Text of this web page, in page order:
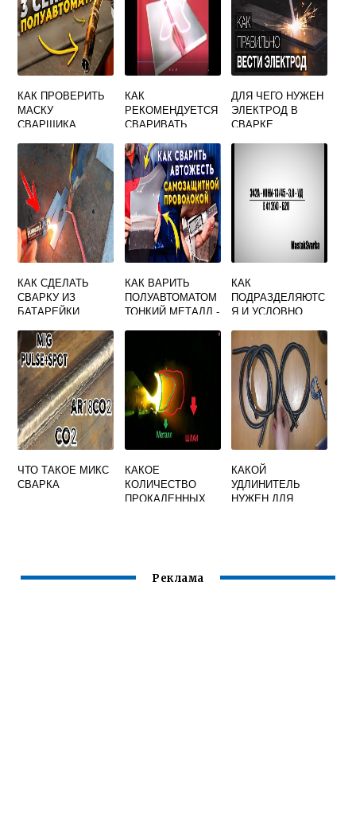
КАК ПРОВЕРИТЬ
МАСКУ
СВАРЩИКА
КАК
РЕКОМЕНДУЕТСЯ
СВАРИВАТЬ
СТАЛИ В СЛУЧАЕ
ДОСТУПНОСТИ
СВАРКИ СО
СТОРОНЫ
ОСНОВНОГО
СЛОЯ
ДЛЯ ЧЕГО НУЖЕН
ЭЛЕКТРОД В
СВАРКЕ
КАК СДЕЛАТЬ
СВАРКУ ИЗ
БАТАРЕЙКИ
КАК ВАРИТЬ
ПОЛУАВТОМАТОМ
ТОНКИЙ МЕТАЛЛ -
КАК
ПОДРАЗДЕЛЯЮТС
Я И УСЛОВНО
ПОКРЫТЫЕ
ЭЛЕКТРОДЫ ДЛЯ
РУЧНОЙ ДУГОВОЙ
СВАРКИ ПО
НАЗНАЧЕНИЮ
ЧТО ТАКОЕ МИКС
СВАРКА
КАКОЕ
КОЛИЧЕСТВО
ПРОКАЛЕННЫХ
СВАРКЕ
КАКОЙ
УДЛИНИТЕЛЬ
НУЖЕН ДЛЯ
Реклама